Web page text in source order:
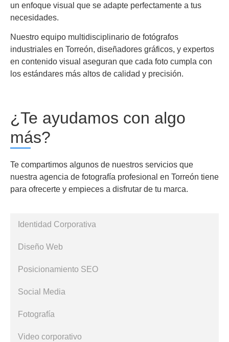
un enfoque visual que se adapte perfectamente a tus
necesidades.
Nuestro equipo multidisciplinario de fotógrafos
industriales en Torreón, diseñadores gráficos, y expertos
en contenido visual aseguran que cada foto cumpla con
los estándares más altos de calidad y precisión.
¿Te ayudamos con algo
más?
Te compartimos algunos de nuestros servicios que
nuestra agencia de fotografía profesional en Torreón tiene
para ofrecerte y empieces a disfrutar de tu marca.
Identidad Corporativa
Diseño Web
Posicionamiento SEO
Social Media
Fotografía
Video corporativo